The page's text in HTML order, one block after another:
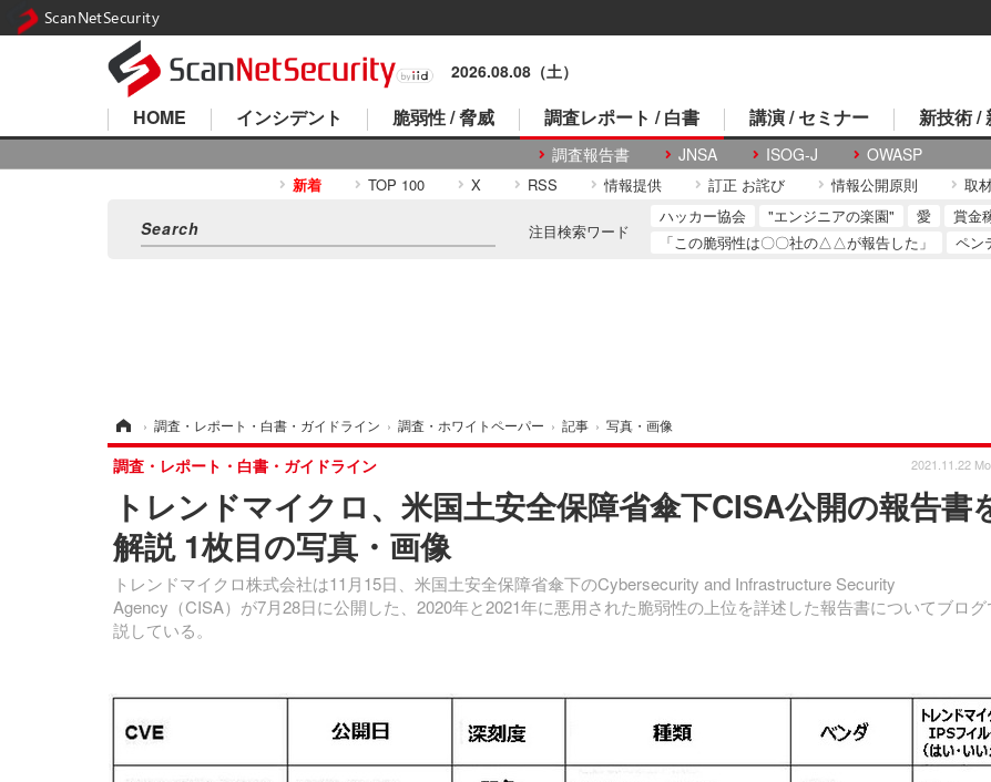
2026.08.08（土）
HOME インシデント 脆弱性 / 脅威 調査レポート / 白書
調査報告書 JNSA ISOG-J OWASP
講演 / セミナー 新技術 /
新着 TOP 100 X RSS 情報提供 訂正 お詫び 情報公開原則 取
注目検索ワード
ハッカー協会 "エンジニアの楽園" 愛 賞金
「この脆弱性は〇〇社の△△が報告した」
ペン
› 調査・レポート・白書・ガイドライン › 調査・ホワイトペーパー › 記事 › 写真・画像
トレンドマイクロ、米国土安全保障省傘下CISA公開の報告書
解説 1枚目の写真・画像
トレンドマイクロ株式会社は11月15日、米国土安全保障省傘下のCybersecurity and Infrastructure Security
Agency（CISA）が7月28日に公開した、2020年と2021年に悪用された脆弱性の上位を詳述した報告書についてブロ
説している。
調査・レポート・白書・ガイドライン 2021.11.22
ScanNetSecurity